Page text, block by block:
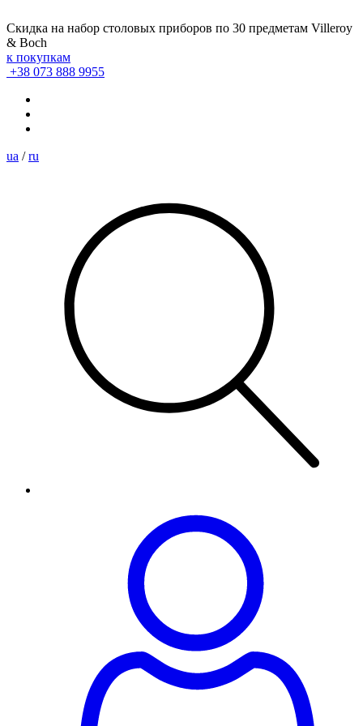
Скидка на набор столовых приборов по 30 предметам Villeroy
& Boch
к покупкам
+38 073 888 9955
ua / ru